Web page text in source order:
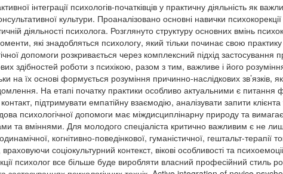
інтеграції психологів-початківців у практичну діяльність як
культури. Проаналізовано основні навички
діяльності психолога. Розглянуто структуру основних вмінь
які знадобляться психологу, який тільки починає свою
допомоги розкривається через комплексний підхід застосування
здібностей роботи з психікою, разом з тим, важливе і його
на їх основі формується розуміння причинно-наслідкових зв’язків,
На етапі початку практики особливо актуальними є
підтримувати емпатійну взаємодію, аналізувати запити
психологічної допомоги має міждисциплінарну природу та вимагає
та вміннями. Для молодого спеціаліста критично важливим є не
когнітивно-поведінкової, гуманістичної, гештальт-
враховуючи соціокультурний контекст, вікові особливості та
психолог все більше буде виробляти власний професійний стиль